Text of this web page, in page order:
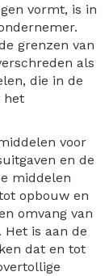
vormt, is in
grenzen van
als
die in de
het
voor
en de
middelen
opbouw en
omvang van
is aan de
dat en tot